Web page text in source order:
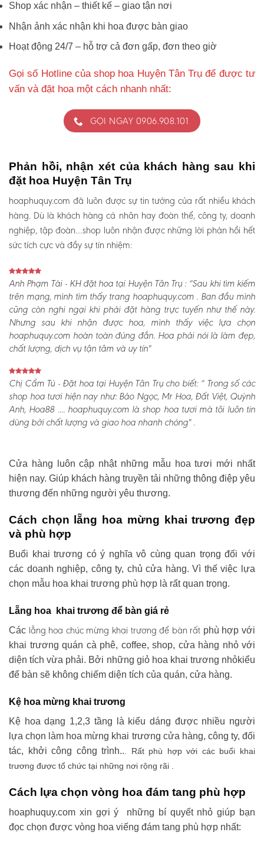
Shop xác nhận – thiết kế – giao tận nơi
Nhận ảnh xác nhận khi hoa được bàn giao
Hoạt động 24/7 – hỗ trợ cả đơn gấp, đơn theo giờ
Gọi số Hotline của shop hoa Huyện Tân Trụ để được tư
vấn và đặt hoa một cách nhanh nhất:
GỌI NGAY 0906.908.101
Phản hồi, nhận xét của khách hàng sau khi
đặt hoa Huyện Tân Trụ
hoaphuquy.com đã luôn được sự tin tưởng của rất nhiều khách
hàng. Dù là khách hàng cá nhân hay đoàn thể, công ty, doanh
nghiệp, tập đoàn…shop luôn nhận được những lời phản hồi hết
sức tích cực và đầy sự tín nhiệm:
Anh Phạm Tài - KH đặt hoa tại Huyện Tân Trụ :“Sau khi tìm kiếm
trên mạng, mình tìm thấy trang hoaphuquy.com . Ban đầu mình
cũng còn nghi ngại khi phải đặt hàng trực tuyến như thế này.
Nhưng sau khi nhận được hoa, mình thấy việc lựa chọn
hoaphuquy.com hoàn toàn đúng đắn. Hoa phải nói là làm đẹp,
chất lượng, dịch vụ tận tâm và uy tín"
Chị Cẩm Tú - Đặt hoa tại Huyện Tân Trụ cho biết:“ Trong số các
shop hoa tươi hiện nay như: Bảo Ngọc, Mr Hoa, Đất Việt, Quỳnh
Anh, Hoa88 .... hoaphuquy.com là shop hoa tươi mà tôi luôn tin
dùng bởi chất lượng và giao hoa nhanh chóng" .
Cửa hàng luôn cập nhật những mẫu hoa tươi mới nhất
hiện nay. Giúp khách hàng truyền tải những thông điệp yêu
thương đến những người yêu thương.
Cách chọn lẵng hoa mừng khai trương đẹp
và phù hợp
Buổi khai trương có ý nghĩa vô cùng quan trọng đối với
các doanh nghiệp, công ty, chủ cửa hàng. Vì thế việc lựa
chọn mẫu hoa khai trương phù hợp là rất quan trọng.
Lẵng hoa khai trương để bàn giá rẻ
Các lẵng hoa chúc mừng khai trương để bàn rất phù hợp với
khai trương quán cà phê, coffee, shop, cửa hàng nhỏ với
diện tích vừa phải. Bởi những giỏ hoa khai trương nhỏkiểu
để bàn sẽ không chiếm diện tích của quán, cửa hàng.
Kệ hoa mừng khai trương
Kệ hoa dạng 1,2,3 tầng là kiểu dáng được nhiều người
lựa chọn làm hoa mừng khai trương cửa hàng, công ty, đối
tác, khởi công công trình.. . Rất phù hợp với các buổi khai
trương được tổ chức tại những nơi rộng rãi .
Cách lựa chọn vòng hoa đám tang phù hợp
hoaphuquy.com xin gợi ý những bí quyết nhỏ giúp bạn
đọc chọn được vòng hoa viếng đám tang phù hợp nhất: